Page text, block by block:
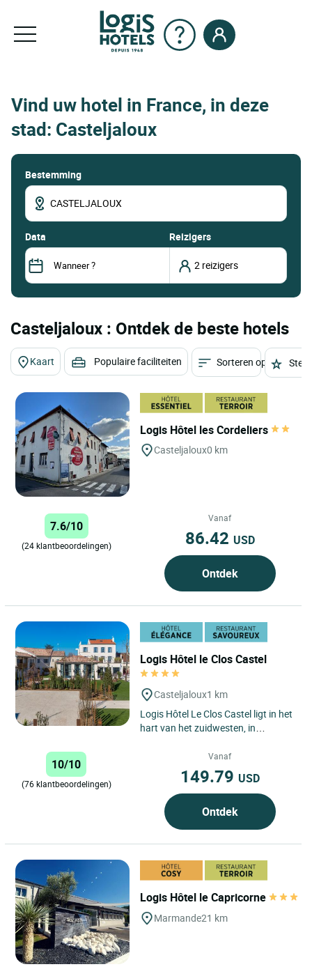
Vind uw hotel in France, in deze
stad: Casteljaloux
Bestemming
data Reizigers
Casteljaloux : Ontdek de beste hotels
Kaart Populaire faciliteiten Sorteren op
Logis Hôtel les Cordeliers
Casteljaloux0 km
7.6/10
(24 klantbeoordelingen)
Vanaf
86.42 USD
Ontdek
Logis Hôtel le Clos Castel
Casteljaloux1 km
Logis Hôtel Le Clos Castel ligt in het
hart van het zuidwesten, in
locatie tussen natuur...
10/10
(76 klantbeoordelingen)
Vanaf
149.79 USD
Ontdek
Logis Hôtel le Capricorne
Marmande21 km